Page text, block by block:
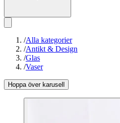
/Alla kategorier
/Antikt & Design
/Glas
/Vaser
Hoppa över karusell